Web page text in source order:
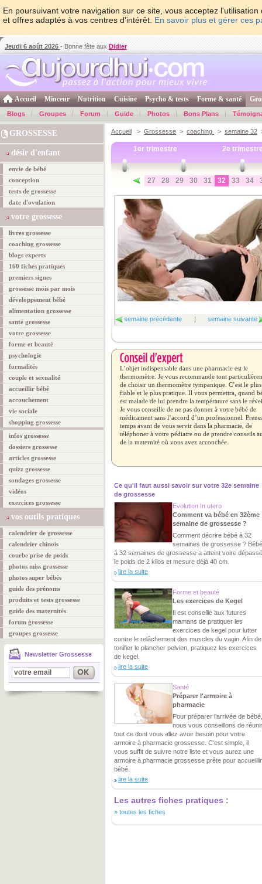
En poursuivant votre navigation sur ce site, vous acceptez
et offres adaptés à vos centres d'intérêt. En savoir plus et gérer ces
Jeudi 6 août 2026 - Bonne fête aux Didier
Accueil Minceur Nutrition Cuisine Psycho & tests Forme & santé
Blogs Groupes Forum Guide Photos Bons Plans
GROSSESSE
désir d'enfant
envie de bébé
conception
tests de grossesse
date d'ovulation
votre grossesse
livres grossesse
coaching grossesse
blogs experts
160 fiches pratiques
premiers signes
grossesse mois par mois
développement bébé
alimentation grossesse
santé grossesse
votre grossesse
forme et beauté
psychologie
formalités
couple et sexualité
accueillir bébé
accouchement
vie sociale
shopping grossesse
infos grossesse
dossiers grossesse
articles grossesse
quizz grossesse
sondages grossesse
vidéos
exercices grossesse
vos outils pratiques
calendrier de grossesse
calendrier chinois
courbe prise de poids
photos miss grossesse
photos super bébés
guide des prénoms
produits et tests grossesse
guide des maternités
forum grossesse
groupes grossesse
Newsletter Grossesse
Accueil > Grossesse > coaching > semaine 32
1er trimestre 2e
27 28 29 30 31 32 33 34
semaine précédente | semaine suivante
L’objet indispensable dans une pharmacie est le
thermomètre. Je vous recommande tout
de choisir un thermomètre tympanique. C’est le plus
fiable et le plus pratique. Il vous permettra, quand
est malade de lui prendre la température sans le
Je vous conseille de ne pas donner à votre bébé de
médicament sans l’accord d’un professionnel.
temps avant de vous servir dans la pharmacie, de
téléphoner à votre pédiatre ou de prendre conseils
de la maternité où vous avez accouchée.
Ce qu'il faut aussi savoir sur votre 32e semaine
de grossesse
Evolution In utero
Comment va bébé en 32ème
semaine de grossesse ?
Comment décrire bébé à 32
semaines de grossesse ? Bébé
à 32 semaines de grossesse a atteint voire dépassé
le poids de 2 kilos et mesure déjà 40 cm.
lire la suite
Forme et beauté
Les exercices de Kegel
Il est conseillé aux futures
mamans de pratiquer les
exercices de kegel pour lutter
contre le relâchement des muscles du vagin. Afin de
tonifier le plancher pelvien, pratiquez les exercices
de kegel.
lire la suite
Santé
Préparer l'armoire à
pharmacie
Pour préparer l'arrivée de bébé,
nous vous conseillons de réunir
tout ce dont vous allez avoir besoin pour votre
armoire à pharmacie grossesse. C'est simple, il
vous suffit de suivre notre liste et vous aurez une
armoire à pharmacie grossesse prête pour accueillir
bébé.
lire la suite
Les autres fiches pratiques :
» toutes les fiches